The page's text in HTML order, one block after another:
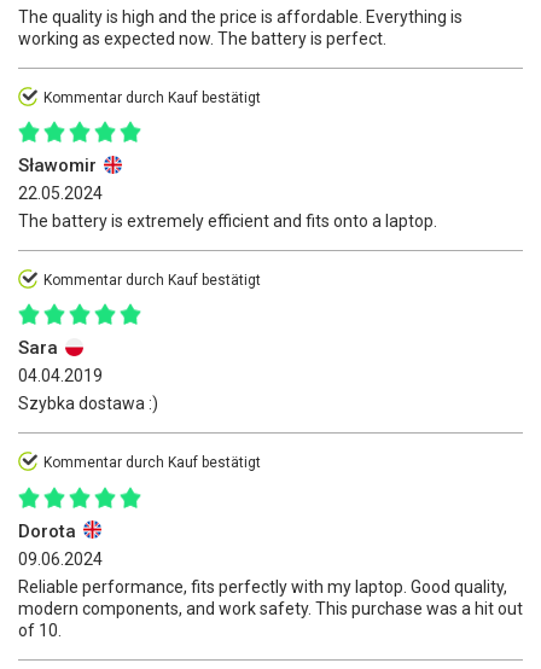
The quality is high and the price is affordable. Everything is
working as expected now. The battery is perfect.
Kommentar durch Kauf bestätigt
Sławomir
22.05.2024
The battery is extremely efficient and fits onto a laptop.
Kommentar durch Kauf bestätigt
Sara
04.04.2019
Szybka dostawa :)
Kommentar durch Kauf bestätigt
Dorota
09.06.2024
Reliable performance, fits perfectly with my laptop. Good quality,
modern components, and work safety. This purchase was a hit out
of 10.